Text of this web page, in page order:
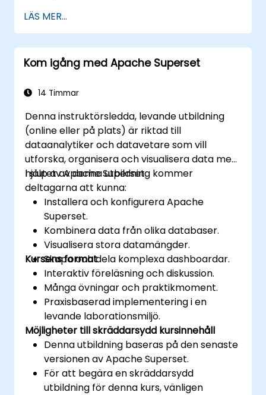
säkerhetsinställningar.
Övervaka och optimera prestanda för
Superset-instanser.
Felsök vanliga problem och utför
LÄS MER...
Kom igång med Apache Superset
14 Timmar
Denna instruktörsledda, levande utbildning
(online eller på plats) är riktad till
dataanalytiker och datavetare som vill
utforska, organisera och visualisera data med
hjälp av Apache Superset.
I slutet av denna utbildning kommer
deltagarna att kunna:
Installera och konfigurera Apache
Superset.
Kombinera data från olika databaser.
Visualisera stora datamängder.
Skapa och dela komplexa dashboardar.
Kursens format
Interaktiv föreläsning och diskussion.
Många övningar och praktikmoment.
Praxisbaserad implementering i en
levande laborationsmiljö.
Möjligheter till skräddarsydd kursinnehåll
Denna utbildning baseras på den senaste
versionen av Apache Superset.
För att begära en skräddarsydd
utbildning för denna kurs, vänligen